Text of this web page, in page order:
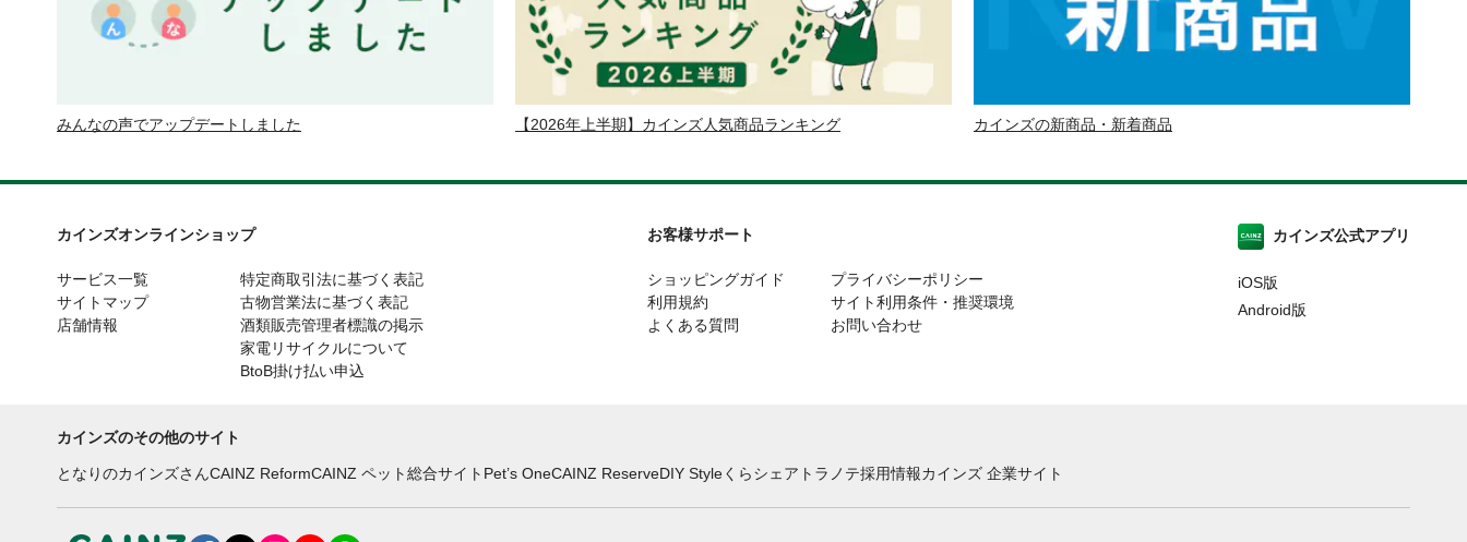
みんなの声でアップデートしました 【2026年上半期】カインズ人気商品ランキング カインズの新商品・新着商品
カインズオンラインショップ
サービス一覧
サイトマップ
店舗情報
特定商取引法に基づく表記
古物営業法に基づく表記
酒類販売管理者標識の掲示
家電リサイクルについて
BtoB掛け払い申込
お客様サポート
ショッピングガイド
利用規約
よくある質問
プライバシーポリシー
サイト利用条件・推奨環境
お問い合わせ
カインズ公式アプリ
iOS版
Android版
カインズのその他のサイト
となりのカインズさんCAINZ ReformCAINZ ペット総合サイト Pet’s OneCAINZ ReserveDIY Styleくらシェア トラノテ採用情報カインズ 企業サイト